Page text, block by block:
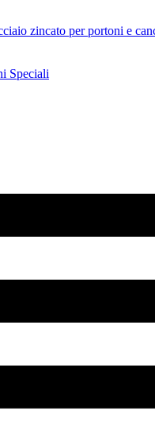
zincato per portoni e
Speciali